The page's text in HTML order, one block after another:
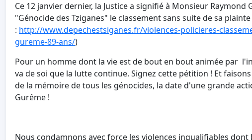
Ce 12 janvier dernier, la Justice a signifié à Monsieur
"Génocide des Tziganes" le classement sans suite de sa
: http://www.depechestsiganes.fr/violences-policieres-
gureme-89-ans/)
Pour un homme dont la vie est de bout en bout animée par
va de soi que la lutte continue. Signez cette pétition ! Et
de la mémoire de tous les génocides, la date d'une grande
Gurême !
Nous condamnons avec force les violences inqualifiables